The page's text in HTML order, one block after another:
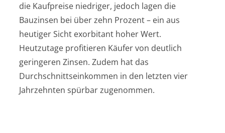
die Kaufpreise niedriger, jedoch lagen die
Bauzinsen bei über zehn Prozent – ein aus
heutiger Sicht exorbitant hoher Wert.
Heutzutage profitieren Käufer von deutlich
geringeren Zinsen. Zudem hat das
Durchschnittseinkommen in den letzten vier
Jahrzehnten spürbar zugenommen.